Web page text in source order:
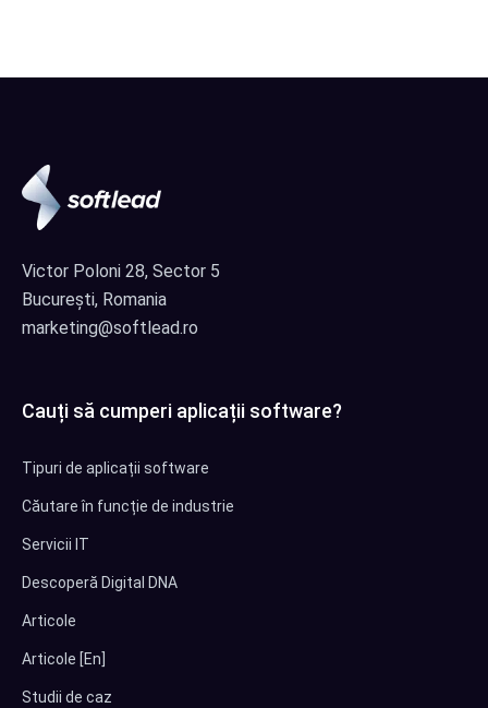
Victor Poloni 28, Sector 5
București, Romania
marketing@softlead.ro
Cauți să cumperi aplicații software?
Tipuri de aplicații software
Căutare în funcție de industrie
Servicii IT
Descoperă Digital DNA
Articole
Articole [En]
Studii de caz